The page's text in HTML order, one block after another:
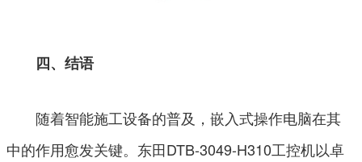
四、结语
随着智能施工设备的普及，嵌入式操作电脑在其
中的作用愈发关键。东田DTB-3049-H310工控机以卓